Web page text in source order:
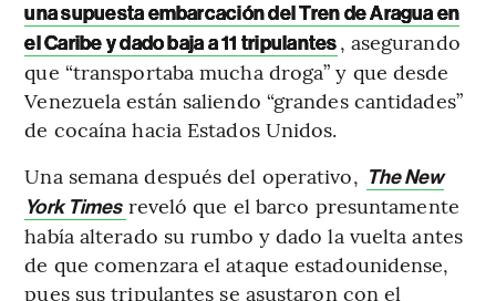
una supuesta embarcación del Tren de Aragua en
el Caribe y dado baja a 11 tripulantes, asegurando
que “transportaba mucha droga” y que desde
Venezuela están saliendo “grandes cantidades”
de cocaína hacia Estados Unidos.
Una semana después del operativo, The New
York Times reveló que el barco presuntamente
había alterado su rumbo y dado la vuelta antes
de que comenzara el ataque estadounidense,
pues sus tripulantes se asustaron con el